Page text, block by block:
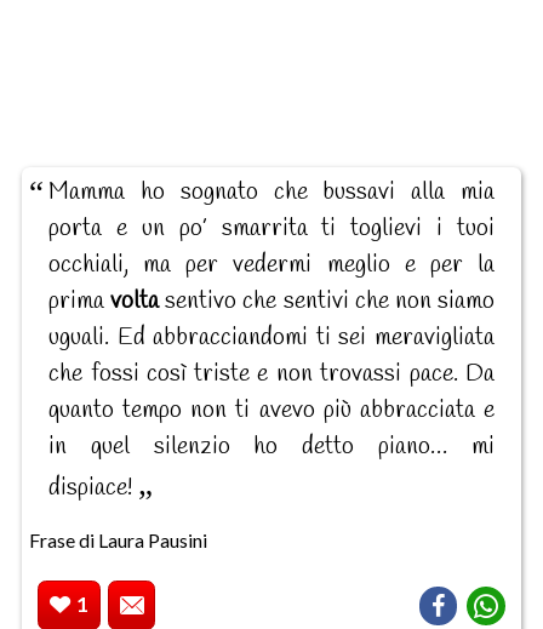
Mamma ho sognato che bussavi alla mia
porta e un po’ smarrita ti toglievi i tuoi
occhiali, ma per vedermi meglio e per la
primavoltasentivo che sentivi che non siamo
uguali. Ed abbracciandomi ti sei meravigliata
che fossi così triste e non trovassi pace. Da
quanto tempo non ti avevo più abbracciata e
in quel silenzio ho detto piano… mi
dispiace!
Frase di Laura Pausini
1